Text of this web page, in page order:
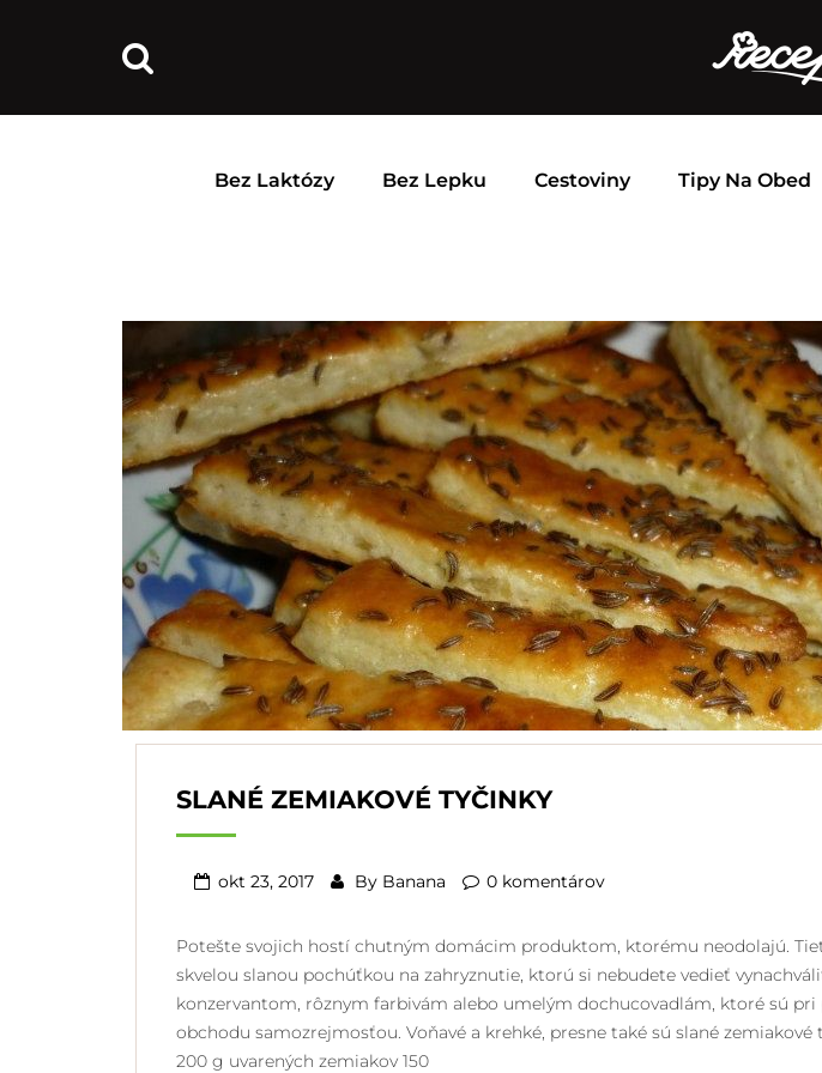
Bez Laktózy Bez Lepku Cestoviny Tipy Na Obed
SLANÉ ZEMIAKOVÉ TYČINKY
okt 23, 2017 By Banana 0 komentárov
Potešte svojich hostí chutným domácim produktom, ktorému neodolajú.
skvelou slanou pochúťkou na zahryznutie, ktorú si nebudete vedieť
konzervantom, rôznym farbivám alebo umelým dochucovadlám, ktoré sú pri
obchodu samozrejmosťou. Voňavé a krehké, presne také sú slané
200 g uvarených zemiakov 150